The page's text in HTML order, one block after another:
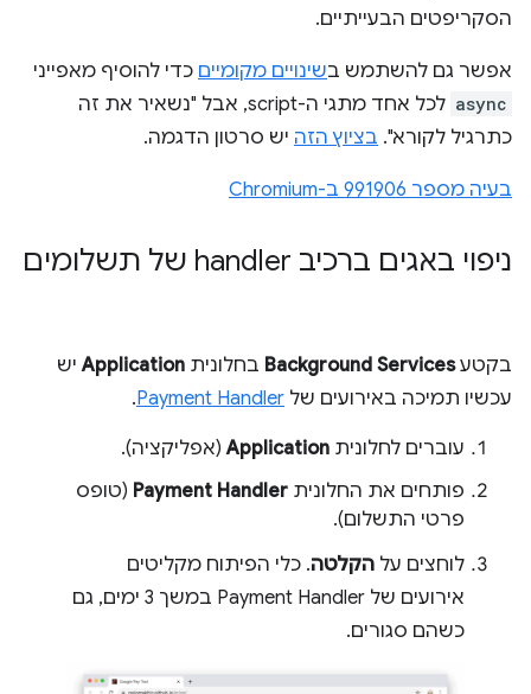
הסקריפטים הבעייתיים.
אפשר גם להשתמש בשינויים מקומיים כדי להוסיף מאפייני
async
לכל אחד מתגי ה-script, אבל "נשאיר את זה
כתרגיל לקורא". בציוץ הזה יש סרטון הדגמה.
בעיה מספר 991906 ב-Chromium
ניפוי באגים ברכיב handler של תשלומים
בקטעBackground Services בחלונית Applicationיש
עכשיו תמיכה באירועים של Payment Handler
.
עוברים לחלונית Application(אפליקציה).
פותחים את החלונית Payment Handler (טופס
פרטי התשלום).
לוחצים על הקלטה. כלי הפיתוח מקליטים
אירועים של Payment Handler במשך 3 ימים, גם
כשהם סגורים.